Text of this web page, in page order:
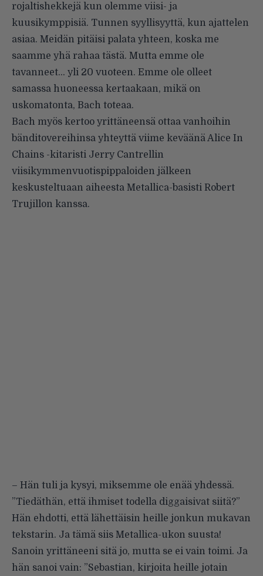
rojaltishekkejä kun olemme viisi- ja
kuusikymppisiä. Tunnen syyllisyyttä, kun ajattelen
asiaa. Meidän pitäisi palata yhteen, koska me
saamme yhä rahaa tästä. Mutta emme ole
tavanneet… yli 20 vuoteen. Emme ole olleet
samassa huoneessa kertaakaan, mikä on
uskomatonta, Bach toteaa.
Bach myös kertoo yrittäneensä ottaa vanhoihin
bänditovereihinsa yhteyttä viime keväänä Alice In
Chains -kitaristi Jerry Cantrellin
viisikymmenvuotispippaloiden jälkeen
keskusteltuaan aiheesta Metallica-basisti Robert
Trujillon kanssa.
– Hän tuli ja kysyi, miksemme ole enää yhdessä.
”Tiedäthän, että ihmiset todella diggaisivat siitä?”
Hän ehdotti, että lähettäisin heille jonkun mukavan
tekstarin. Ja tämä siis Metallica-ukon suusta!
Sanoin yrittäneeni sitä jo, mutta se ei vain toimi. Ja
hän sanoi vain: ”Sebastian, kirjoita heille jotain